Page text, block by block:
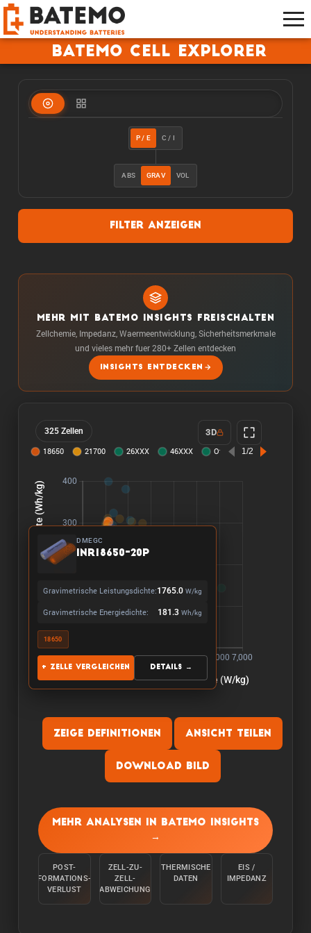
Batemo Cell Explorer
P / E C / I
ABS GRAV VOL
Filter anzeigen
MEHR MIT BATEMO INSIGHTS FREISCHALTEN
Zellchemie, Impedanz, Waermeentwicklung, Sicherheitsmerkmale
und vieles mehr fuer 280+ Zellen entdecken
INSIGHTS ENTDECKEN
325 Zellen 3D
DMEGC
INR18650-20P
Gravimetrische Leistungsdichte:1765.0 W/kg
Gravimetrische Energiedichte: 181.3 Wh/kg
18650
+ Zelle vergleichen Details →
Zeige Definitionen Ansicht teilen
Download Bild
Die Kapazitaet wird gemessen, indem die Zelle
bei einer Raumtemperatur von 25°C von 100 %
mit einem konstanten Strom C/10 entladen wird,
Energie:
Die Energie wird gemessen, indem die Zelle bei
Mehr Analysen in Batemo Insights
→
POST-
FORMATIONS-
VERLUST
ZELL-ZU-
ZELL-
ABWEICHUNG
THERMISCHE
DATEN
EIS /
IMPEDANZ